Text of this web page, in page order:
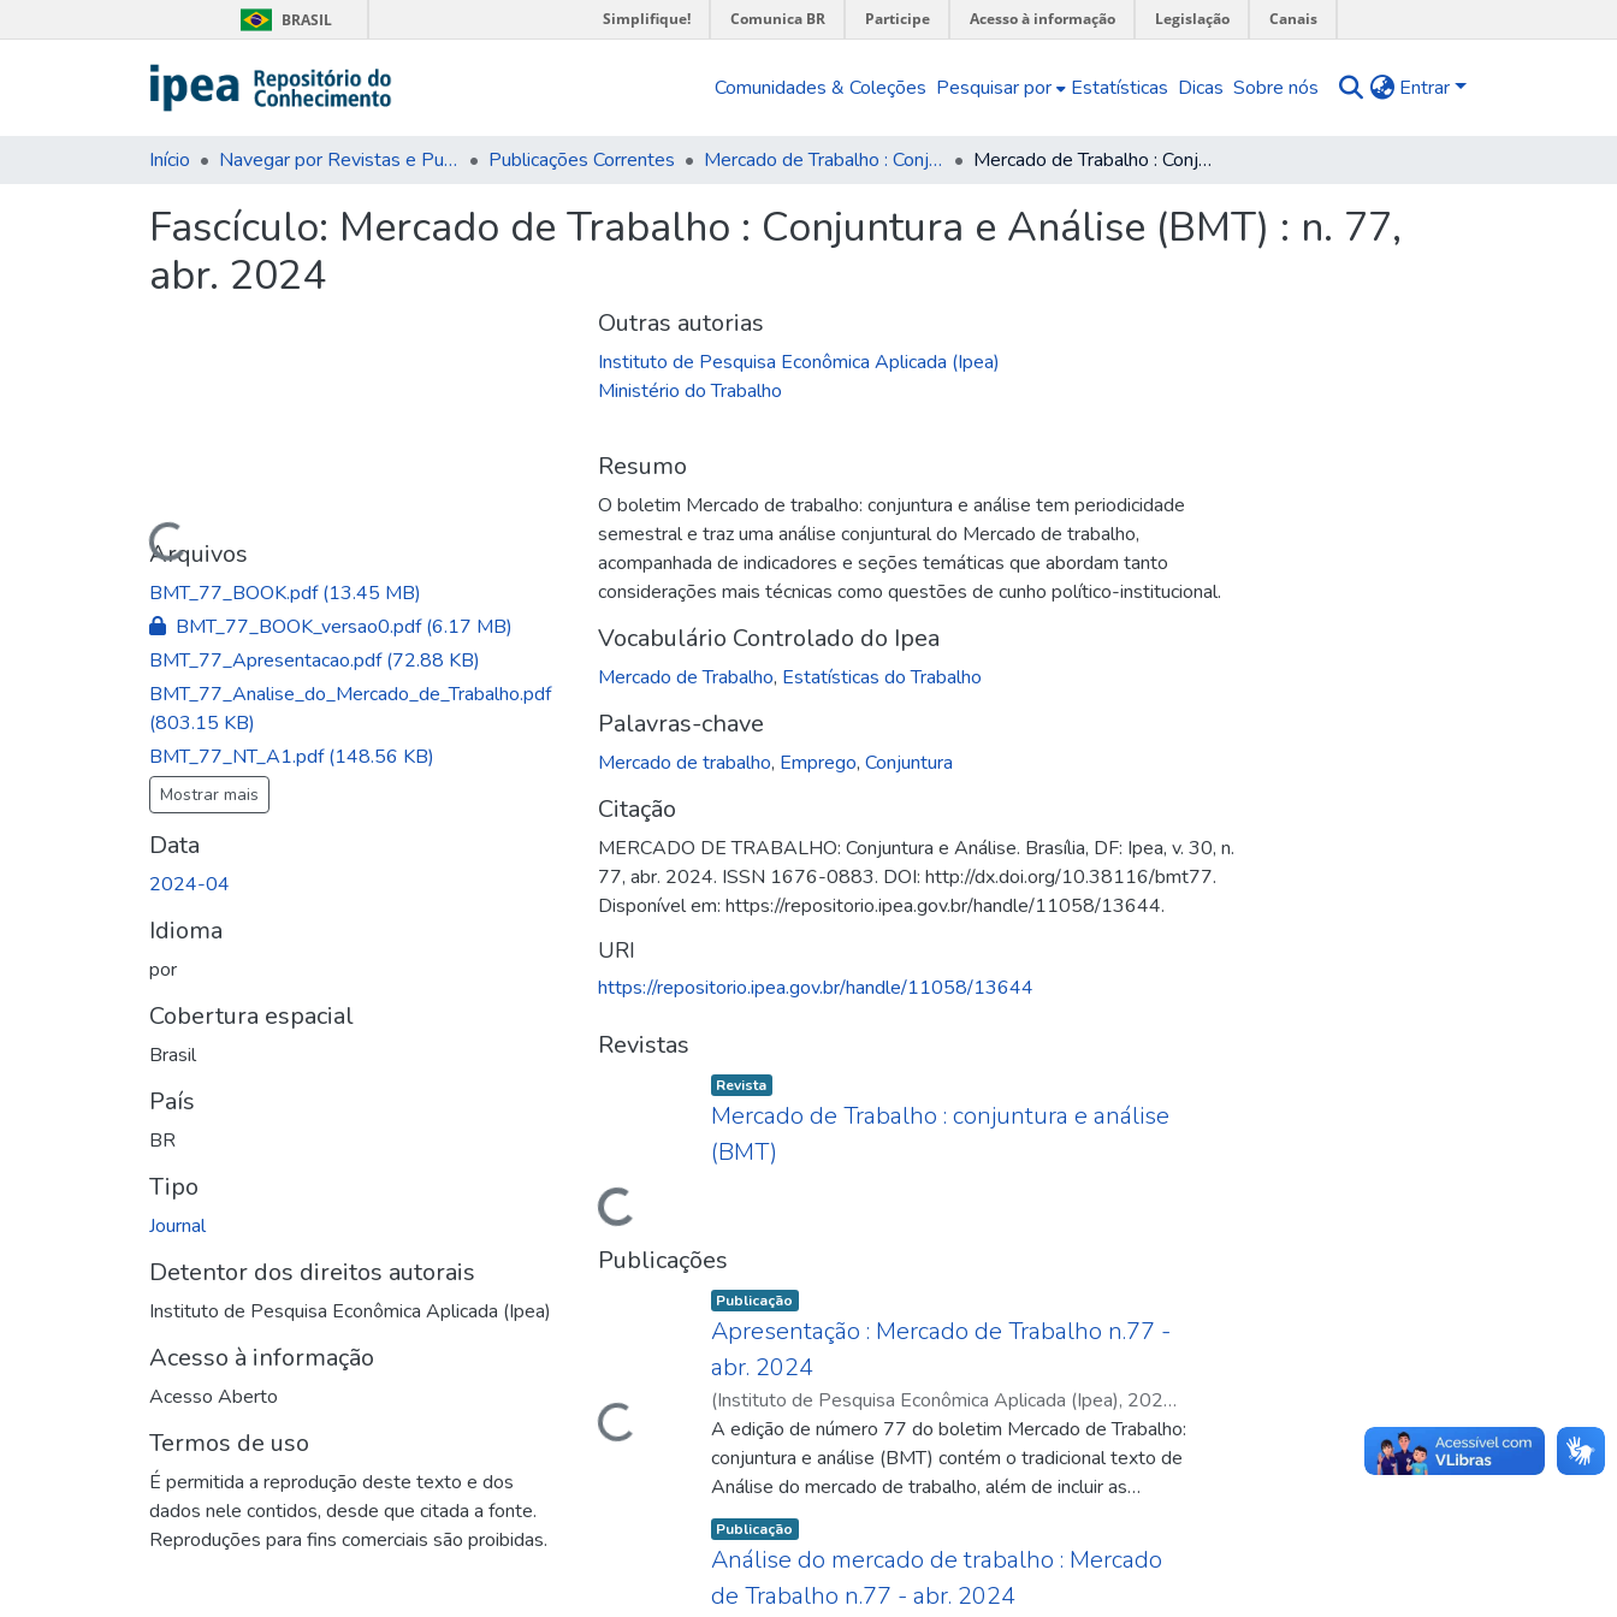
BRASIL Simplifique! Comunica BR Participe Acesso à informação Legislação Canais
Comunidades & Coleções Pesquisar por Estatísticas Dicas Sobre nós Entrar
Início Navegar por Revistas e Publicações Seriadas Publicações Correntes Mercado de Trabalho : Conjuntura e Análise (BMT) Mercado de Trabalho : Conjuntura e Análise (BMT) : n. 77, abr. 2024
Fascículo: Mercado de Trabalho : Conjuntura e Análise (BMT) : n. 77,
abr. 2024
Carregando...
Arquivos
BMT_77_BOOK.pdf(13.45 MB)
BMT_77_BOOK_versao0.pdf(6.17 MB)
BMT_77_Apresentacao.pdf(72.88 KB)
BMT_77_Analise_do_Mercado_de_Trabalho.pdf
(803.15 KB)
BMT_77_NT_A1.pdf(148.56 KB)
Mostrar mais
Data
2024-04
Idioma
por
Cobertura espacial
Brasil
País
BR
Tipo
Journal
Detentor dos direitos autorais
Instituto de Pesquisa Econômica Aplicada (Ipea)
Acesso à informação
Acesso Aberto
Termos de uso
É permitida a reprodução deste texto e dos
dados nele contidos, desde que citada a fonte.
Reproduções para fins comerciais são proibidas.
Outras autorias
Instituto de Pesquisa Econômica Aplicada (Ipea)
Ministério do Trabalho
Resumo
O boletim Mercado de trabalho: conjuntura e análise tem periodicidade
semestral e traz uma análise conjuntural do Mercado de trabalho,
acompanhada de indicadores e seções temáticas que abordam tanto
considerações mais técnicas como questões de cunho político-institucional.
Vocabulário Controlado do Ipea
Mercado de Trabalho, Estatísticas do Trabalho
Palavras-chave
Mercado de trabalho, Emprego,Conjuntura
Citação
MERCADO DE TRABALHO: Conjuntura e Análise. Brasília, DF: Ipea, v. 30, n.
77, abr. 2024. ISSN 1676-0883. DOI: http://dx.doi.org/10.38116/bmt77.
Disponível em: https://repositorio.ipea.gov.br/handle/11058/13644.
URI
https://repositorio.ipea.gov.br/handle/11058/13644
Revistas
Carregando...
Item type:
Revista ,
Mercado de Trabalho : conjuntura e análise
(BMT)
Publicações
Carregando...
Item type:
Publicação ,
Apresentação : Mercado de Trabalho n.77 -
abr. 2024
(Instituto de Pesquisa Econômica Aplicada (Ipea), 2024-
05)Instituto de Pesquisa Econômica Aplicada;Ministério
do Trabalho; Diretoria de Estudos e Políticas Sociais -
DISOC
A edição de número 77 do boletim Mercado de Trabalho:
conjuntura e análise (BMT) contém o tradicional texto de
Análise do mercado de trabalho, além de incluir as
seções de Notas técnicas, Política em foco, e Economia
solidária e políticas públicas, e uma seção especial,
Plataformas digitais e relações de trabalho, todas com
textos de pesquisadores de diversos institutos de
Item type:
Publicação ,
Análise do mercado de trabalho : Mercado
de Trabalho n.77 - abr. 2024